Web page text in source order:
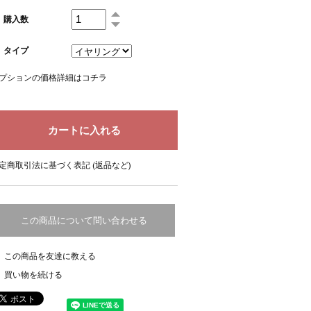
購入数
タイプ
ションの価格詳細はコチラ
商取引法に基づく表記 (返品など)
この商品について問い合わせる
この商品を友達に教える
買い物を続ける